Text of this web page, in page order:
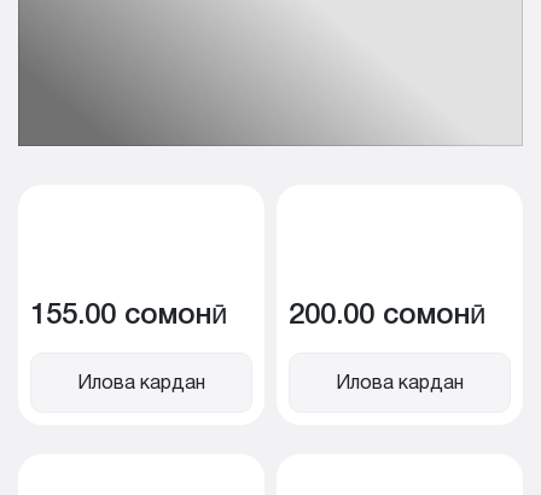
155.00 сомонӣ
Илова кардан
200.00 сомонӣ
Илова кардан